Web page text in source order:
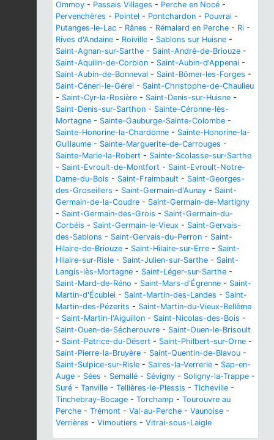
Ommoy - Passais Villages - Perche en Nocé -
Pervenchères - Pointel - Pontchardon - Pouvrai -
Putanges-le-Lac - Rânes - Rémalard en Perche - Ri -
Rives d'Andaine - Roiville - Sablons sur Huisne -
Saint-Agnan-sur-Sarthe - Saint-André-de-Briouze -
Saint-Aquilin-de-Corbion - Saint-Aubin-d'Appenai -
Saint-Aubin-de-Bonneval - Saint-Bômer-les-Forges -
Saint-Céneri-le-Gérei - Saint-Christophe-de-Chaulieu
- Saint-Cyr-la-Rosière - Saint-Denis-sur-Huisne -
Saint-Denis-sur-Sarthon - Sainte-Céronne-lès-
Mortagne - Sainte-Gauburge-Sainte-Colombe -
Sainte-Honorine-la-Chardonne - Sainte-Honorine-la-
Guillaume - Sainte-Marguerite-de-Carrouges -
Sainte-Marie-la-Robert - Sainte-Scolasse-sur-Sarthe
- Saint-Evroult-de-Montfort - Saint-Evroult-Notre-
Dame-du-Bois - Saint-Fraimbault - Saint-Georges-
des-Groseillers - Saint-Germain-d'Aunay - Saint-
Germain-de-la-Coudre - Saint-Germain-de-Martigny
- Saint-Germain-des-Grois - Saint-Germain-du-
Corbéis - Saint-Germain-le-Vieux - Saint-Gervais-
des-Sablons - Saint-Gervais-du-Perron - Saint-
Hilaire-de-Briouze - Saint-Hilaire-sur-Erre - Saint-
Hilaire-sur-Risle - Saint-Julien-sur-Sarthe - Saint-
Langis-lès-Mortagne - Saint-Léger-sur-Sarthe -
Saint-Mard-de-Réno - Saint-Mars-d'Égrenne - Saint-
Martin-d'Écublei - Saint-Martin-des-Landes - Saint-
Martin-des-Pézerits - Saint-Martin-du-Vieux-Bellême
- Saint-Martin-l'Aiguillon - Saint-Nicolas-des-Bois -
Saint-Ouen-de-Sécherouvre - Saint-Ouen-le-Brisoult
- Saint-Patrice-du-Désert - Saint-Philbert-sur-Orne -
Saint-Pierre-la-Bruyère - Saint-Quentin-de-Blavou -
Saint-Sulpice-sur-Risle - Saires-la-Verrerie - Sap-en-
Auge - Sées - Semallé - Sévigny - Soligny-la-Trappe -
Suré - Tanville - Tellières-le-Plessis - Ticheville -
Tinchebray-Bocage - Torchamp - Tourouvre au
Perche - Trémont - Val-au-Perche - Vaunoise -
Verrières - Vimoutiers - Vitrai-sous-Laigle